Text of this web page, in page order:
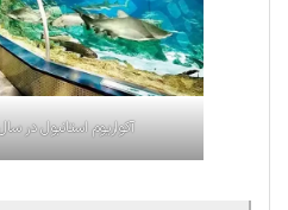
آکواریوم استانبول در سال ۲۰۱۱ افتتاح